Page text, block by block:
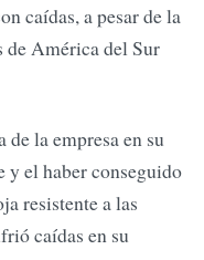
caídas, a pesar de la
de América del Sur
la empresa en su
y el haber conseguido
resistente a las
caídas en su